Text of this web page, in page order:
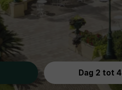
Dag 2 tot 4